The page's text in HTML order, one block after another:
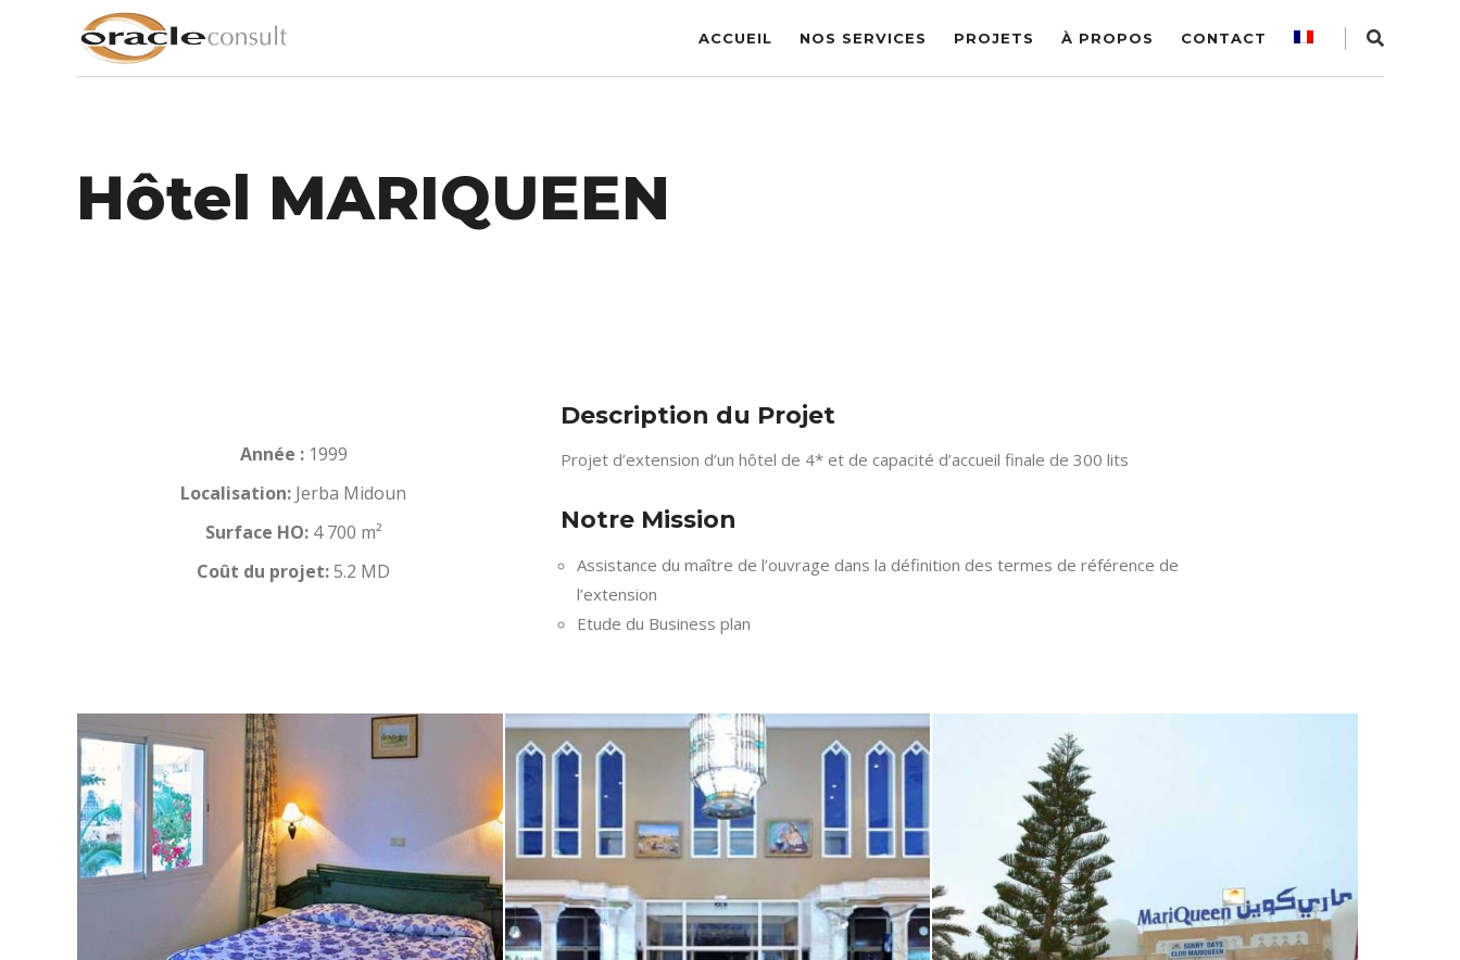
ACCUEIL NOS SERVICES PROJETS À PROPOS CONTACT
Hôtel MARIQUEEN
Année :1999
Localisation: Jerba Midoun
Surface HO:4 700 m²
Coût du projet:5.2 MD
Description du Projet
Projet d’extension d’un hôtel de 4* et de capacité d’accueil finale de 300 lits
Notre Mission
Assistance du maître de l’ouvrage dans la définition des termes de référence de
l’extension
Etude du Business plan